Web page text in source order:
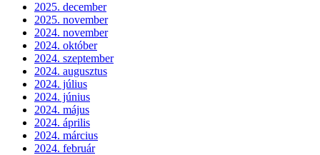
2025. december
2025. november
2024. november
2024. október
2024. szeptember
2024. augusztus
2024. július
2024. június
2024. május
2024. április
2024. március
2024. február